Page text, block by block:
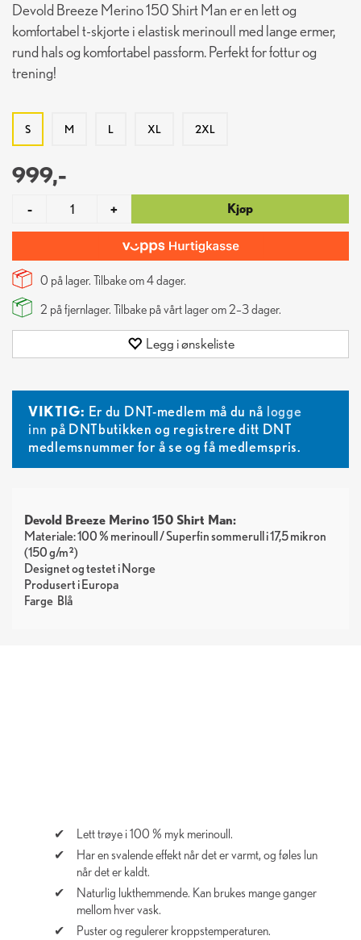
Devold Breeze Merino 150 Shirt Man er en lett og
komfortabel t-skjorte i elastisk merinoull med lange ermer,
rund hals og komfortabel passform. Perfekt for fottur og
trening!
S M L XL 2XL
999,-
- + Kjøp
0 på lager. Tilbake om4dager.
2 på fjernlager. Tilbake på vårt lager om 2–3 dager.
Legg i ønskeliste
VIKTIG: Er du DNT-medlem må du nå logge
inn på DNTbutikken og registrere ditt DNT
medlemsnummer for å se og få medlemspris.
Devold Breeze Merino 150 Shirt Man:
Materiale: 100 % merinoull / Superfin sommerull i 17,5 mikron
(150 g/m²)
Designet og testet i Norge
Produsert i Europa
Farge Blå
Lett trøye i 100 % myk merinoull.
Har en svalende effekt når det er varmt, og føles lun
når det er kaldt.
Naturlig lukthemmende. Kan brukes mange ganger
mellom hver vask.
Puster og regulerer kroppstemperaturen.